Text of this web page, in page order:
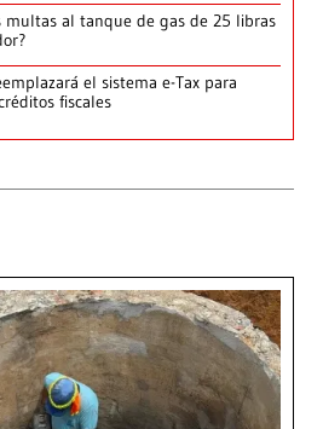
multas al tanque de gas de 25 libras
el sistema e-Tax para
fiscales